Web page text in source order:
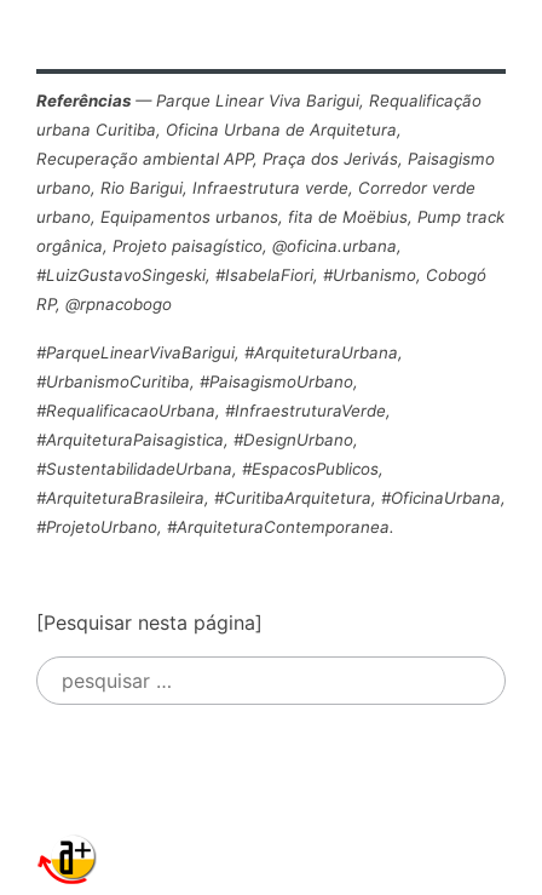
Referências — Parque Linear Viva Barigui, Requalificação
urbana Curitiba, Oficina Urbana de Arquitetura,
Recuperação ambiental APP, Praça dos Jerivás, Paisagismo
urbano, Rio Barigui, Infraestrutura verde, Corredor verde
urbano, Equipamentos urbanos, fita de Moëbius, Pump track
orgânica, Projeto paisagístico, @oficina.urbana,
#LuizGustavoSingeski, #IsabelaFiori, #Urbanismo, Cobogó
RP, @rpnacobogo
#ParqueLinearVivaBarigui, #ArquiteturaUrbana,
#UrbanismoCuritiba, #PaisagismoUrbano,
#RequalificacaoUrbana, #InfraestruturaVerde,
#ArquiteturaPaisagistica, #DesignUrbano,
#SustentabilidadeUrbana, #EspacosPublicos,
#ArquiteturaBrasileira, #CuritibaArquitetura, #OficinaUrbana,
#ProjetoUrbano, #ArquiteturaContemporanea.
[Pesquisar nesta página]
Pesquisar
por: